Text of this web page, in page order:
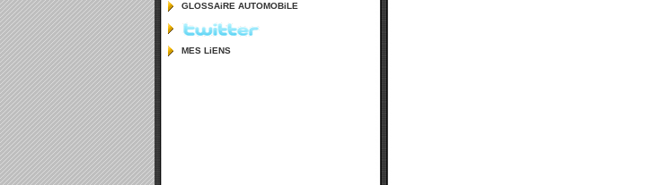
GLOSSAiRE AUTOMOBiLE
MES LiENS